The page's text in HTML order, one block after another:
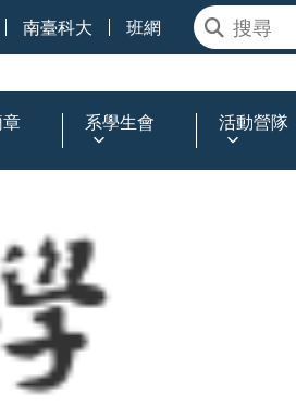
南臺科大 班網
系學生會 活動營隊